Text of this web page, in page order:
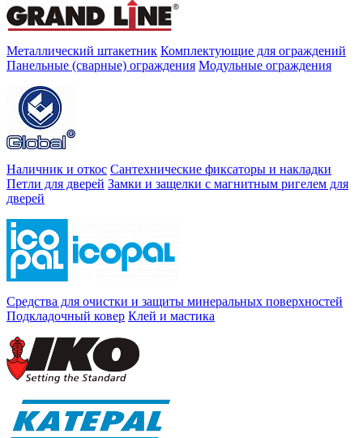
Металлический штакетник Комплектующие для ограждений
Панельные (сварные) ограждения Модульные ограждения
Наличник и откос Сантехнические фиксаторы и накладки
Петли для дверей Замки и защелки с магнитным ригелем для
дверей
Средства для очистки и защиты минеральных поверхностей
Подкладочный ковер Клей и мастика